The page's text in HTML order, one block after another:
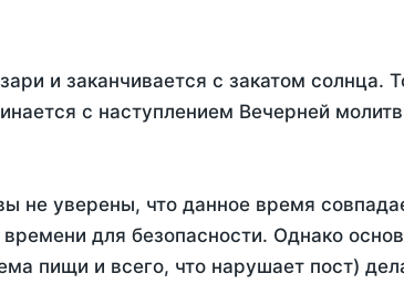
и заканчивается с закатом солнца.
с наступлением Вечерней
не уверены, что данное время
для безопасности. Однако
пищи и всего, что нарушает пост)